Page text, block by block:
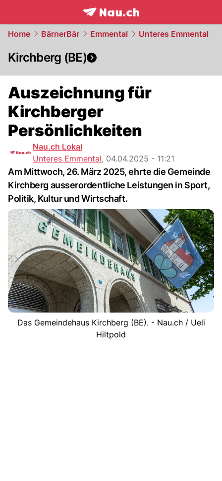
frontpage.NAU.ch
Home BärnerBär Emmental Unteres Emmental
Kirchberg (BE)
Auszeichnung für
Kirchberger
Persönlichkeiten
Nau.ch Lokal
Unteres Emmental, 04.04.2025 - 11:21
Am Mittwoch, 26. März 2025, ehrte die Gemeinde
Kirchberg ausserordentliche Leistungen in Sport,
Politik, Kultur und Wirtschaft.
Das Gemeindehaus Kirchberg (BE). - Nau.ch / Ueli
Hiltpold